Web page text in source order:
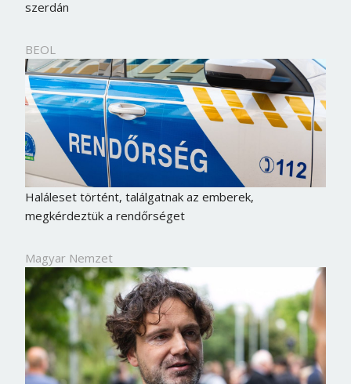
szerdán
BEOL
Haláleset történt, találgatnak az emberek,
megkérdeztük a rendőrséget
Magyar Nemzet